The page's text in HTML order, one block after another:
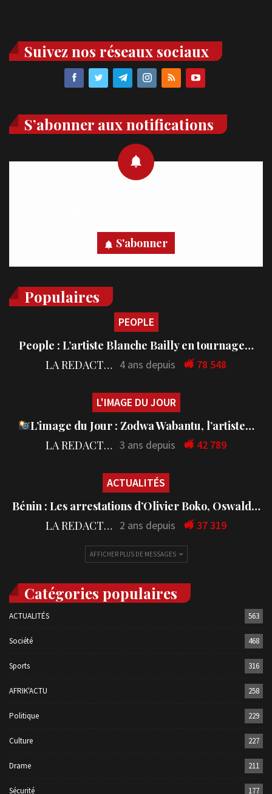
Suivez nos réseaux sociaux
S’abonner aux notifications
S'abonner
Populaires
PEOPLE
People : L’artiste Blanche Bailly en tournage…
LA REDACTION 4 ans depuis 78 548
L'IMAGE DU JOUR
L’image du Jour : Zodwa Wabantu, l’artiste…
LA REDACTION 3 ans depuis 42 789
ACTUALITÉS
Bénin : Les arrestations d’Olivier Boko, Oswald…
LA REDACTION 2 ans depuis 37 319
AFFICHER PLUS DE MESSAGES
Catégories populaires
ACTUALITÉS 563
Société 468
Sports 316
AFRIK'ACTU 258
Politique 229
Culture 227
Drame 211
Sécurité 177